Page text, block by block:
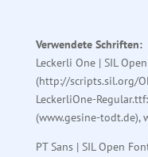
Verwendete Schriften:
Leckerli One | SIL
(http://scripts.sil.org/
LeckerliOne-
(www.gesine-todt.de),
PT Sans | SIL Open